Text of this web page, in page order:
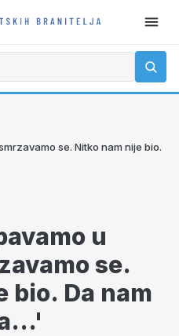
se. Nitko nam nije bio.
u
se.
bio. Da nam